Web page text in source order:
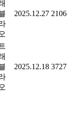
2025.12.27 2106
트
2025.12.18 3727